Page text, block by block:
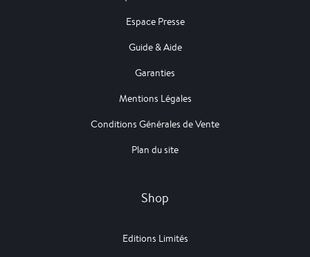
Espace Presse
Guide & Aide
Garanties
Mentions Légales
Conditions Générales de Vente
Plan du site
Shop
Editions Limités